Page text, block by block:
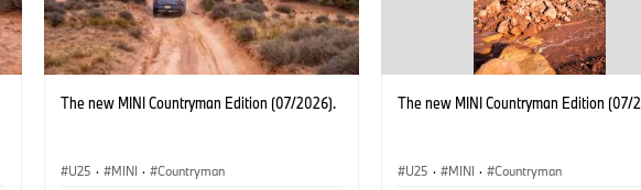
The new MINI Countryman Edition (07/2026).
U25 · MINI · Countryman
The new MINI Countryman Edition (07/
U25 · MINI · Countryman